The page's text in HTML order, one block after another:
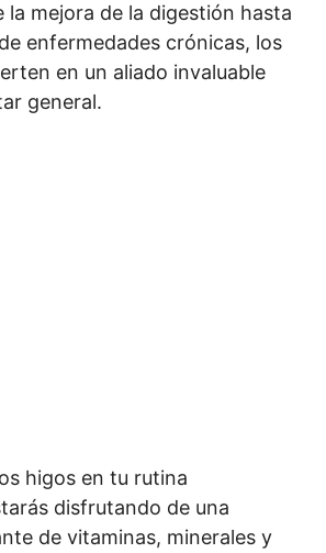
la mejora de la digestión hasta
enfermedades crónicas, los
en un aliado invaluable
general.
higos en tu rutina
disfrutando de una
de vitaminas, minerales y